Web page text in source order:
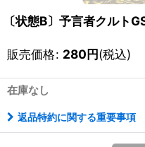
〔状態B〕予言者クルト
販売価格: 280円(税込)
在庫なし
返品特約に関する重要事項